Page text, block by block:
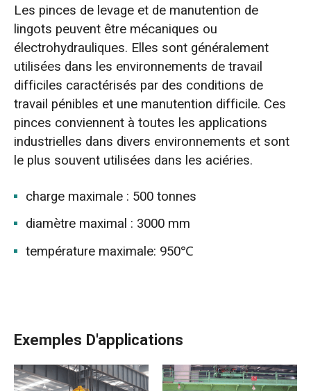
Les pinces de levage et de manutention de
lingots peuvent être mécaniques ou
électrohydrauliques. Elles sont généralement
utilisées dans les environnements de travail
difficiles caractérisés par des conditions de
travail pénibles et une manutention difficile. Ces
pinces conviennent à toutes les applications
industrielles dans divers environnements et sont
le plus souvent utilisées dans les aciéries.
charge maximale : 500 tonnes
diamètre maximal : 3000 mm
température maximale: 950℃
Exemples D'applications